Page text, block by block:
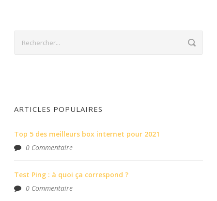
ARTICLES POPULAIRES
Top 5 des meilleurs box internet pour 2021
0 Commentaire
Test Ping : à quoi ça correspond ?
0 Commentaire